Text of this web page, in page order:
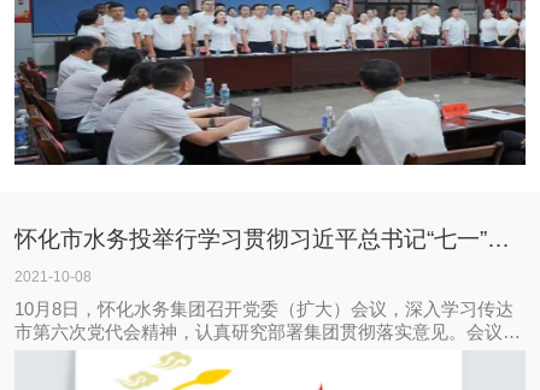
理姚文成，党委委员、纪委书记徐昌元，副处级干部申湘平以及
各部室各子公司负责人参加，怀化
怀化市水务投举行学习贯彻习近平总书记“七一”重要讲话精神集中宣讲会
2021-10-08
10月8日，怀化水务集团召开党委（扩大）会议，深入学习传达
市第六次党代会精神，认真研究部署集团贯彻落实意见。会议由
集团党委书记、董事长杨秀和主持，集团领导班子成员，集团中
层以上管理人员、基层党支部书记、集团机关支部全体党员共90